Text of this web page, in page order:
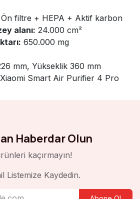
Ön filtre + HEPA + Aktif karbon
alanı: 24.000 cm²
650.000 mg
mm, Yükseklik 360 mm
Xiaomi Smart Air Purifier 4 Pro
Haberdar Olun
kaçırmayın!
Listemize Kaydedin.